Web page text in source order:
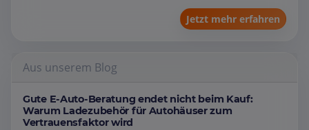
Jetzt mehr erfahren
Aus unserem Blog
Gute E-Auto-Beratung endet nicht beim Kauf:
Warum Ladezubehör für Autohäuser zum
Vertrauensfaktor wird